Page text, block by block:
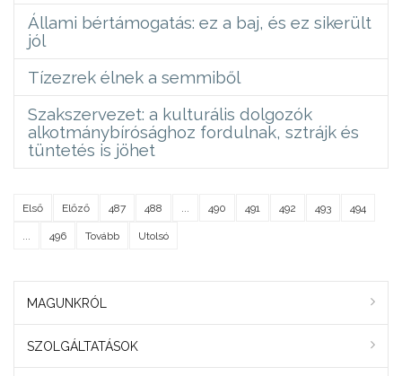
Állami bértámogatás: ez a baj, és ez sikerült
jól
Tízezrek élnek a semmiből
Szakszervezet: a kulturális dolgozók
alkotmánybírósághoz fordulnak, sztrájk és
tüntetés is jöhet
Első Előző 487 488 490 491 492 493 494
496 Tovább Utolsó
MAGUNKRÓL
SZOLGÁLTATÁSOK